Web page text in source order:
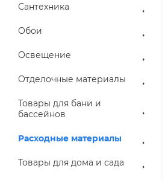
Сантехника
Обои
Освещение
Отделочные материалы
Товары для бани и
бассейнов
Расходные материалы
Товары для дома и сада